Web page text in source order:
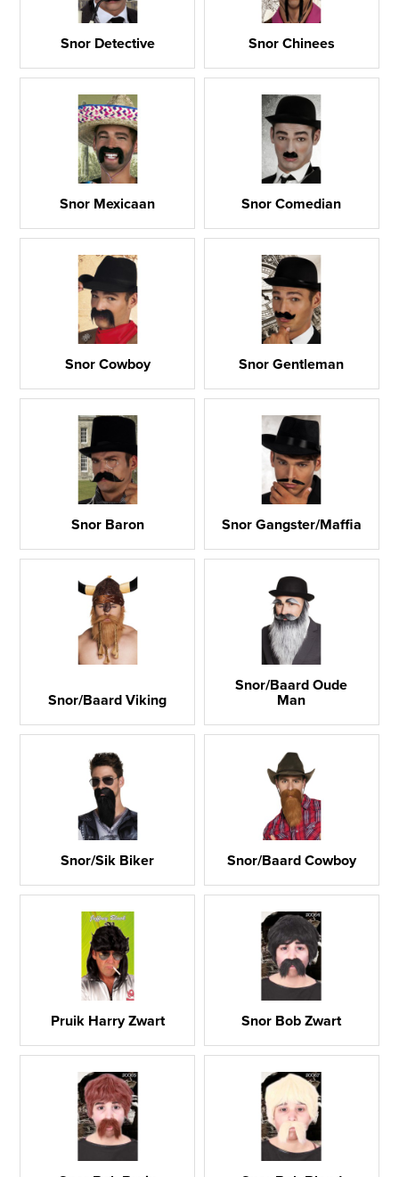
Snor Detective Snor Chinees
Snor Mexicaan Snor Comedian
Snor Cowboy Snor Gentleman
Snor Baron Snor Gangster/Maffia
Snor/Baard Viking
Snor/Baard Oude
Man
Snor/Sik Biker Snor/Baard Cowboy
Pruik Harry Zwart Snor Bob Zwart